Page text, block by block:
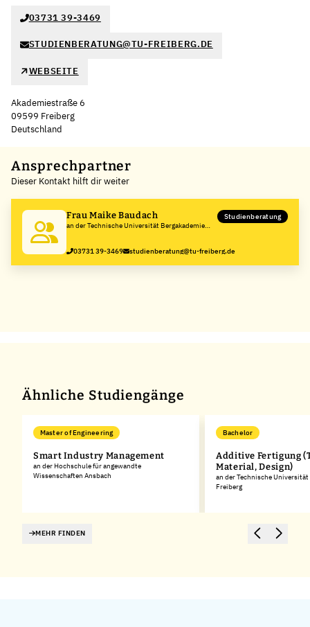
03731 39-3469
STUDIENBERATUNG@TU-FREIBERG.DE
WEBSEITE
Akademiestraße 6
09599 Freiberg
Deutschland
+
−
Ansprechpartner
Dieser Kontakt hilft dir weiter
Frau Maike Baudach
an der Technische Universität Bergakademie
Studienberatung
03731 39-3469 studienberatung@tu-freiberg.de
Ähnliche Studiengänge
Master of Engineering
Smart Industry Management
an der Hochschule für angewandte
Wissenschaften Ansbach
Bachelor
Additive Fertigung
Material, Design)
an der Technische Universität
Freiberg
MEHR FINDEN